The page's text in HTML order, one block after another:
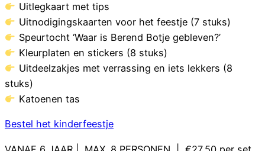
Uitlegkaart met tips
Uitnodigingskaarten voor het feestje (7 stuks)
Speurtocht ‘Waar is Berend Botje gebleven?’
Kleurplaten en stickers (8 stuks)
Uitdeelzakjes met verrassing en iets lekkers (8
stuks)
Katoenen tas
Bestel het kinderfeestje